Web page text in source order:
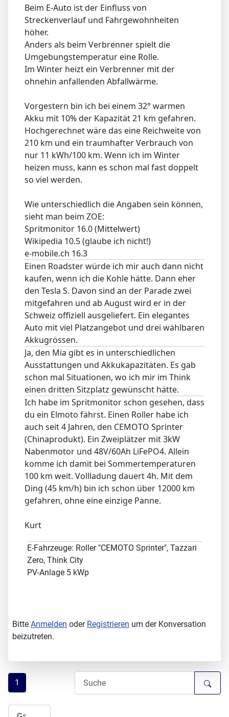
Beim E-Auto ist der Einfluss von
Streckenverlauf und Fahrgewohnheiten
höher.
Anders als beim Verbrenner spielt die
Umgebungstemperatur eine Rolle.
Im Winter heizt ein Verbrenner mit der
ohnehin anfallenden Abfallwärme.
Vorgestern bin ich bei einem 32° warmen
Akku mit 10% der Kapazität 21 km gefahren.
Hochgerechnet wäre das eine Reichweite von
210 km und ein traumhafter Verbrauch von
nur 11 kWh/100 km. Wenn ich im Winter
heizen muss, kann es schon mal fast doppelt
so viel werden.
Wie unterschiedlich die Angaben sein können,
sieht man beim ZOE:
Spritmonitor 16.0 (Mittelwert)
Wikipedia 10.5 (glaube ich nicht!)
e-mobile.ch 16.3
Einen Roadster würde ich mir auch dann nicht
kaufen, wenn ich die Kohle hätte. Dann eher
den Tesla S. Davon sind an der Parade zwei
mitgefahren und ab August wird er in der
Schweiz offiziell ausgeliefert. Ein elegantes
Auto mit viel Platzangebot und drei wählbaren
Akkugrössen.
Ja, den Mia gibt es in unterschiedlichen
Ausstattungen und Akkukapazitäten. Es gab
schon mal Situationen, wo ich mir im Think
einen dritten Sitzplatz gewünscht hätte.
Ich habe im Spritmonitor schon gesehen, dass
du ein Elmoto fährst. Einen Roller habe ich
auch seit 4 Jahren, den CEMOTO Sprinter
(Chinaprodukt). Ein Zweiplätzer mit 3kW
Nabenmotor und 48V/60Ah LiFePO4. Allein
komme ich damit bei Sommertemperaturen
100 km weit. Vollladung dauert 4h. Mit dem
Ding (45 km/h) bin ich schon über 12000 km
gefahren, ohne eine einzige Panne.
Kurt
E-Fahrzeuge: Roller "CEMOTO Sprinter", Tazzari
Zero, Think City
PV-Anlage 5 kWp
Bitte Anmelden oder Registrieren um der Konversation
beizutreten.
1